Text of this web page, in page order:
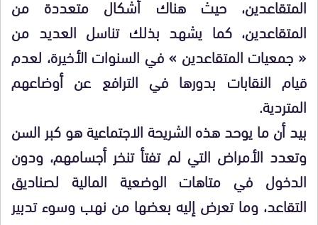
المتقاعدين، حيث هناك أشكال متعددة من
المتقاعدين، كما يشهد بذلك تناسل العديد من
« جمعيات المتقاعدين » في السنوات الأخيرة، لعدم
قيام النقابات بدورها في الترافع عن أوضاعهم
المتردية.
بيد أن ما يوحد هذه الشريحة الاجتماعية هو كبر السن
وتعدد الأمراض التي لم تفتأ تنخر أجسامهم، ودون
الدخول في متاهات الوضعية المالية لصناديق
التقاعد، وما تعرض إليه بعضها من نهب وسوء تدبير